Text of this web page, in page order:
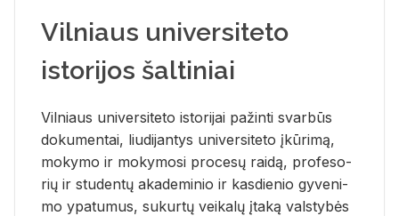
Vilniaus universiteto
istorijos šaltiniai
Vil­niaus uni­ver­si­te­to is­to­ri­jai pa­žin­ti svar­būs
do­ku­men­tai, liu­di­jan­tys uni­ver­si­te­to įkū­ri­mą,
mo­ky­mo ir mo­ky­mo­si pro­ce­sų rai­dą, pro­fe­so­
rių ir stu­den­tų aka­de­mi­nio ir kas­die­nio gy­ve­ni­
mo ypa­tu­mus, su­kur­tų vei­ka­lų įta­ką vals­ty­bės